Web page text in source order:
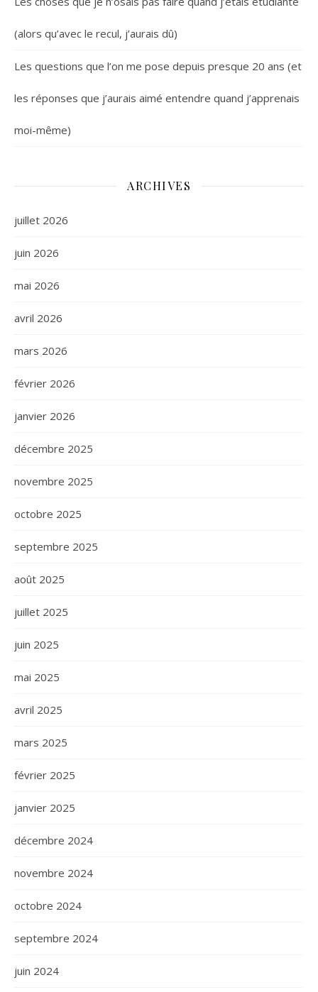
(alors qu’avec le recul, j’aurais dû)
Les questions que l’on me pose depuis presque 20 ans (et
les réponses que j’aurais aimé entendre quand j’apprenais
moi-même)
ARCHIVES
juillet 2026
juin 2026
mai 2026
avril 2026
mars 2026
février 2026
janvier 2026
décembre 2025
novembre 2025
octobre 2025
septembre 2025
août 2025
juillet 2025
juin 2025
mai 2025
avril 2025
mars 2025
février 2025
janvier 2025
décembre 2024
novembre 2024
octobre 2024
septembre 2024
juin 2024